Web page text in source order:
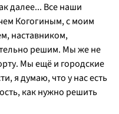
далее... Все наши
Когогиным, с моим
наставником,
решим. Мы же не
Мы ещё и городские
я думаю, что у нас есть
как нужно решить